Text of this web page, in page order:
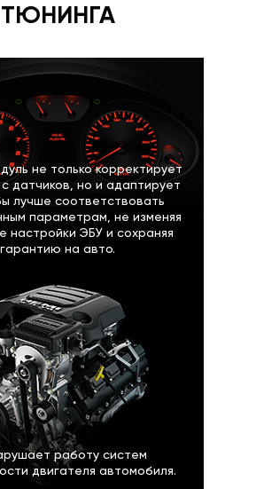
ТЮНИНГА
не только корректирует
с датчиков, но и адаптирует
лучше соответствовать
параметрам, не изменяя
настройки ЭБУ и сохраняя
гарантию на авто.
работу систем
двигателя автомобиля.